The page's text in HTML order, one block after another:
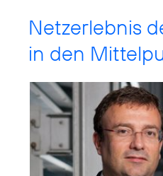
Netzerlebnis
in den